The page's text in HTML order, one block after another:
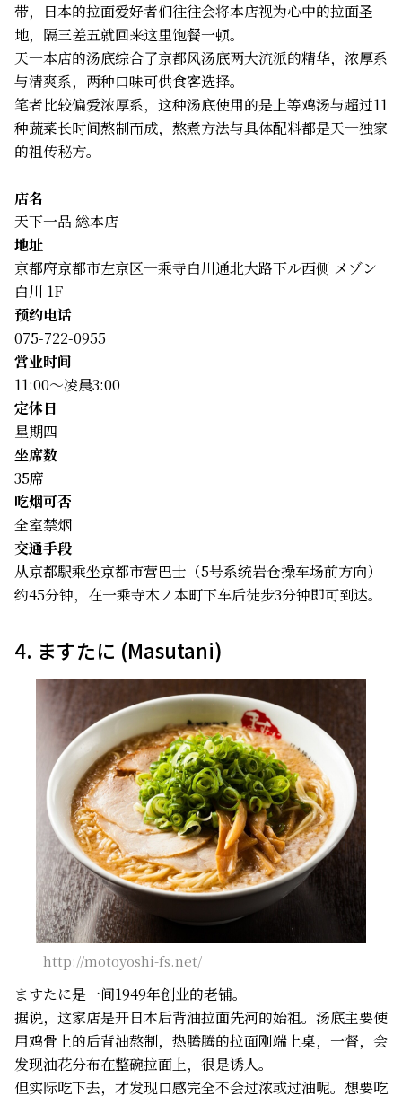
带，日本的拉面爱好者们往往会将本店视为心中的拉面圣
地，隔三差五就回来这里饱餐一顿。
天一本店的汤底综合了京都风汤底两大流派的精华，浓厚系
与清爽系，两种口味可供食客选择。
笔者比较偏爱浓厚系，这种汤底使用的是上等鸡汤与超过11
种蔬菜长时间熬制而成，熬煮方法与具体配料都是天一独家
的祖传秘方。
店名
天下一品 総本店
地址
京都府京都市左京区一乘寺白川通北大路下ル西侧 メゾン
白川 1F
预约电话
075-722-0955
営业时间
11:00～凌晨3:00
定休日
星期四
坐席数
35席
吃烟可否
全室禁烟
交通手段
从京都駅乘坐京都市营巴士（5号系统岩仓操车场前方向）
约45分钟，在一乘寺木ノ本町下车后徒步3分钟即可到达。
4. ますたに (Masutani)
http://motoyoshi-fs.net/
ますたに是一间1949年创业的老铺。
据说，这家店是开日本后背油拉面先河的始祖。汤底主要使
用鸡骨上的后背油熬制，热腾腾的拉面刚端上桌，一督，会
发现油花分布在整碗拉面上，很是诱人。
但实际吃下去，才发现口感完全不会过浓或过油呢。想要吃